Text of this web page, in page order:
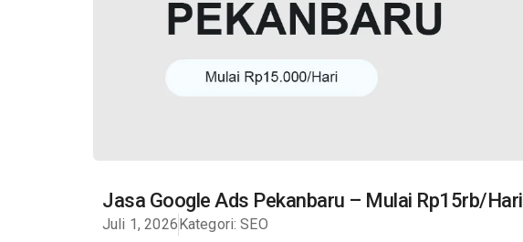
Jasa Google Ads Pekanbaru – Mulai Rp15rb/Hari
Juli 1, 2026Kategori: SEO